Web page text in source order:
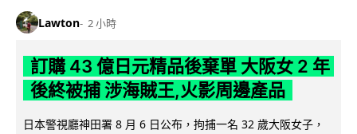
Lawton 2 小時
訂購 43 億日元精品後棄單 大阪女 2 年
後終被捕 涉海賊王,火影周邊產品
日本警視廳神田署 8 月 6 日公布，拘捕一名 32 歲大阪女子，